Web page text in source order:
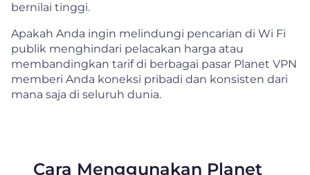
bernilai tinggi.
Apakah Anda ingin melindungi pencarian di Wi Fi
publik menghindari pelacakan harga atau
membandingkan tarif di berbagai pasar Planet VPN
memberi Anda koneksi pribadi dan konsisten dari
mana saja di seluruh dunia.
Cara Menggunakan Planet